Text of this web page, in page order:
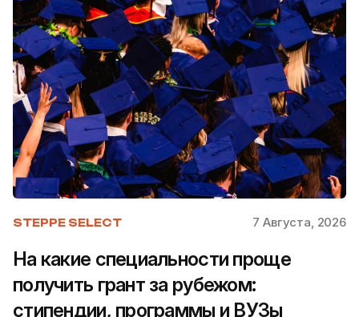
STEPPE SELECT 7 Августа, 2026
На какие специальности проще
получить грант за рубежом:
стипендии, программы и ВУЗы